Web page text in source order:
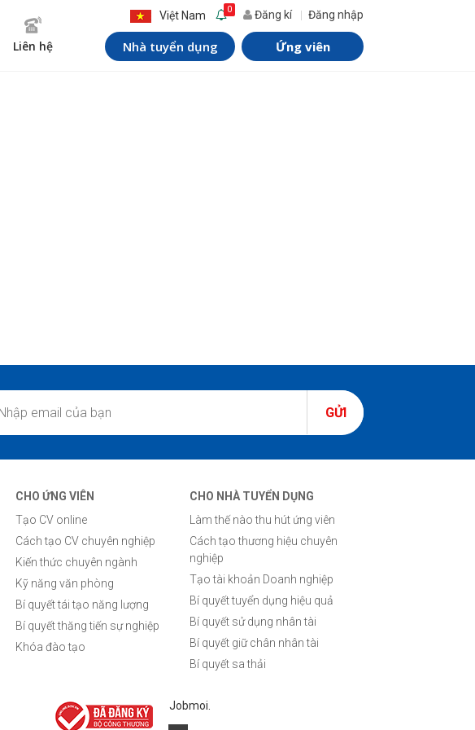
Liên hệ
0 Đăng kí Đăng nhập
Việt Nam
Nhà tuyển dụng Ứng viên
GỬI
CHO ỨNG VIÊN
Tạo CV online
Cách tạo CV chuyên nghiệp
Kiến thức chuyên ngành
Kỹ năng văn phòng
Bí quyết tái tạo năng lượng
Bí quyết thăng tiến sự nghiệp
Khóa đào tạo
CHO NHÀ TUYỂN DỤNG
Làm thế nào thu hút ứng viên
Cách tạo thương hiệu chuyên
nghiệp
Tạo tài khoản Doanh nghiệp
Bí quyết tuyển dụng hiệu quả
Bí quyết sử dụng nhân tài
Bí quyết giữ chân nhân tài
Bí quyết sa thải
Jobmoi.